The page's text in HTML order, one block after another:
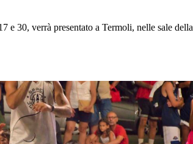
e 30, verrà presentato a Termoli, nelle sale